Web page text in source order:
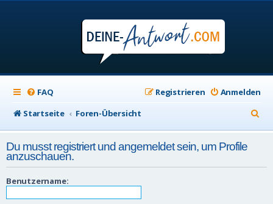
FAQ Anmelden
Registrieren
Startseite
Foren-Übersicht
u
h
Du musst registriert und angemeldet sein, um Profile
anzuschauen.
Benutzername: